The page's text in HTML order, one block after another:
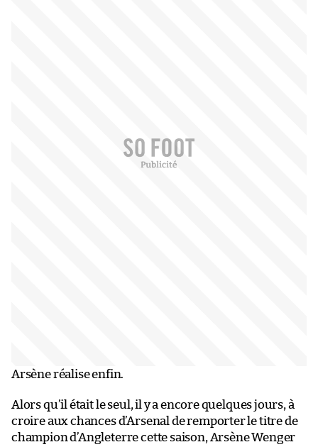
Arsène réalise enfin.
Alors qu’il était le seul, il y a encore quelques jours, à
croire aux chances d’Arsenal de remporter le titre de
champion d’Angleterre cette saison, Arsène Wenger